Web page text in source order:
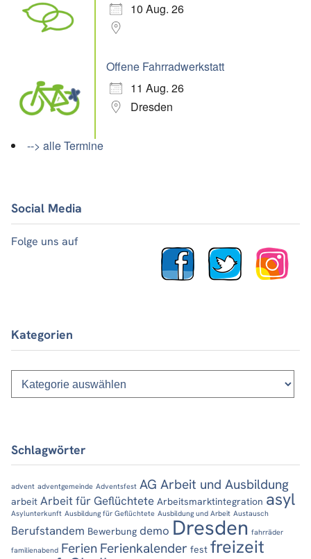
10 Aug. 26
Offene Fahrradwerkstatt
11 Aug. 26
Dresden
--> alle Termine
Social Media
Folge uns auf
Kategorien
Kategorien
Schlagwörter
advent adventgemeinde Adventsfest AG Arbeit und Ausbildung
arbeit Arbeit für Geflüchtete Arbeitsmarktintegration asyl
Asylunterkunft Ausbildung für Geflüchtete Ausbildung und Arbeit Austausch
Berufstandem Bewerbung demo Dresden fahrräder
familienabend Ferien Ferienkalender fest freizeit